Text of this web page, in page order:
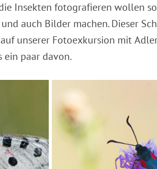
Insekten fotografieren wollen
auch Bilder machen. Dieser
unserer Fotoexkursion mit
ein paar davon.